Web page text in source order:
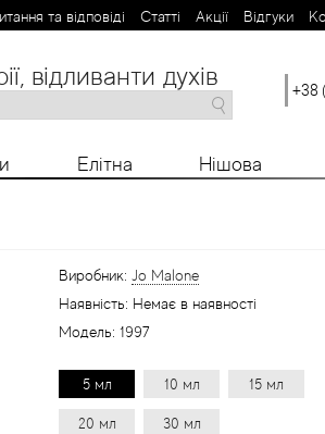
та відповіді Статті Aкції Відгуки
Y Z
відливанти духів +38
Елітна Нішова
Виробник: Jo Malone
Наявність: Немає в наявності
Модель: 1997
5 мл 10 мл 15 мл
20 мл 30 мл